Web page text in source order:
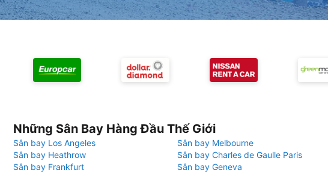
Những Sân Bay Hàng Đầu Thế Giới
Sân bay Los Angeles
Sân bay Melbourne
Sân bay Heathrow
Sân bay Charles de Gaulle Paris
Sân bay Frankfurt
Sân bay Geneva